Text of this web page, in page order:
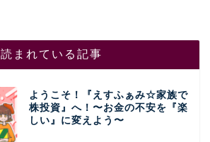
読まれている記事
ようこそ！『えすふぁみ☆家族で
株投資』へ！〜お金の不安を『楽
しい』に変えよう〜